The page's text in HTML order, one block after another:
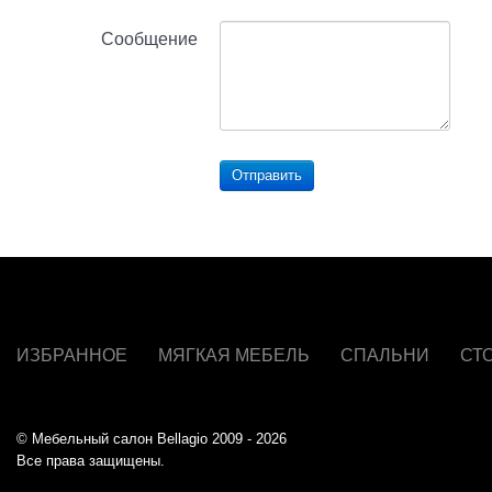
Сообщение
Отправить
ИЗБРАННОЕ МЯГКАЯ МЕБЕЛЬ СПАЛЬНИ
© Мебельный салон Bellagio 2009 - 2026
Все права защищены.